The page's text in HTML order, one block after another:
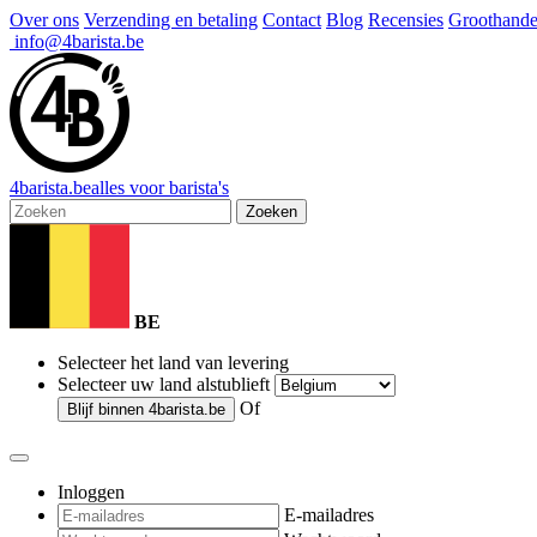
Over ons Verzending en betaling Contact Blog Recensies
info@4barista.be
4barista.bealles voor barista's
Zoeken
BE
Selecteer het land van levering
Selecteer uw land alstublieft
Blijf binnen 4barista.be Of
Inloggen
E-mailadres